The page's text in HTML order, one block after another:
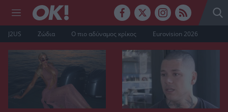
J2US Ζώδια Ο πιο αδύναμος κρίκος Eurovision 2026